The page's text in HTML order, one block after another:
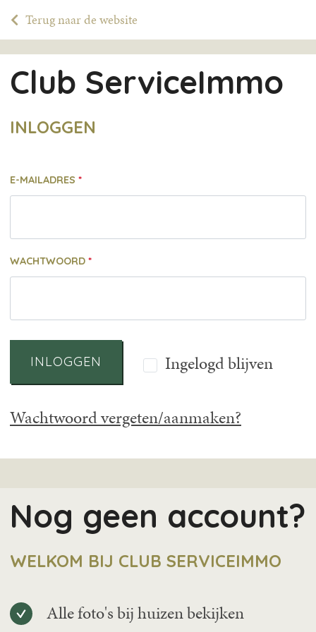
Terug naar de website
Club ServiceImmo
INLOGGEN
E-MAILADRES
WACHTWOORD
INLOGGEN Ingelogd blijven
Wachtwoord vergeten/aanmaken?
Nog geen account?
WELKOM BIJ CLUB SERVICEIMMO
Alle foto's bij huizen bekijken